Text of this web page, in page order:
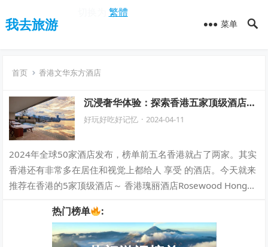
繁體
我去旅游 菜单
首页 香港文华东方酒店
沉浸奢华体验：探索香港五家顶级酒店的
丰富魅力
好玩好吃好记忆 · 2024-04-11
2024年全球50家酒店发布，榜单前五名香港就占了两家。其实
香港还有非常多在居住和视觉上都给人 享受 的酒店。今天就来
推荐在香港的5家顶级酒店～ 香港瑰丽酒店Rosewood Hong
热门榜单 :